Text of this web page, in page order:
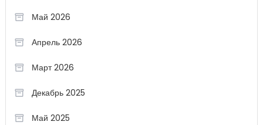
Май 2026
Апрель 2026
Март 2026
Декабрь 2025
Май 2025